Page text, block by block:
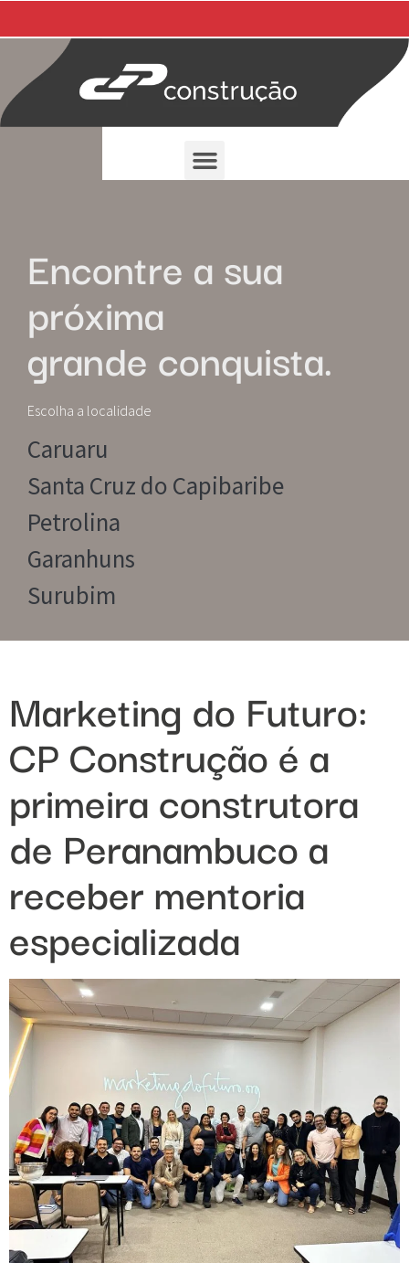
Encontre a sua
próxima
grande conquista.
Escolha a localidade
Caruaru
Santa Cruz do Capibaribe
Petrolina
Garanhuns
Surubim
Marketing do Futuro:
CP Construção é a
primeira construtora
de Peranambuco a
receber mentoria
especializada